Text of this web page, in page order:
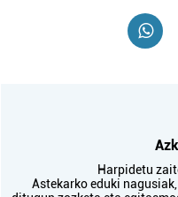
Harpidetu
Astekarko eduki